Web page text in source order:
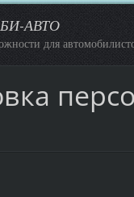
АВТО
для